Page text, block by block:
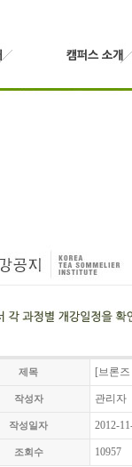
제목 [브론
작성자 관리자
작성일자 2012-
조회수 10957